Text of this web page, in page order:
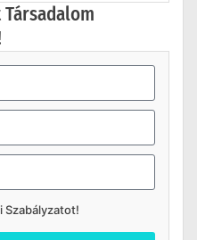
Szabályzatot!